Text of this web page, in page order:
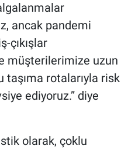
ancak pandemi
çıkışlar
müşterilerimize uzun
rotalarıyla risk
ediyoruz.” diye
olarak, çoklu